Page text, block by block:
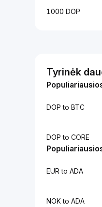
1000 DOP
Tyrinėk
DOP to BTC
DOP to CORE
EUR to ADA
NOK to ADA